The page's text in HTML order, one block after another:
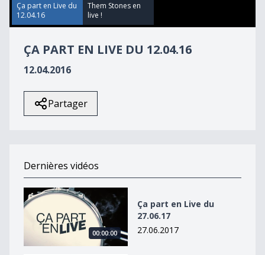
57
seconds
Ça part en Live du
12.04.16
Them Stones en
live !
ÇA PART EN LIVE DU 12.04.16
12.04.2016
Partager
Dernières vidéos
Ça part en Live du 27.06.17
00:00:00
Ça part en Live du
27.06.17
27.06.2017